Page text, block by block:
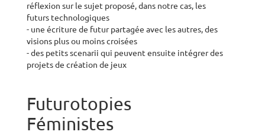
réflexion sur le sujet proposé, dans notre cas, les
futurs technologiques
- une écriture de futur partagée avec les autres, des
visions plus ou moins croisées
- des petits scenarii qui peuvent ensuite intégrer des
projets de création de jeux
Futurotopies
Féministes